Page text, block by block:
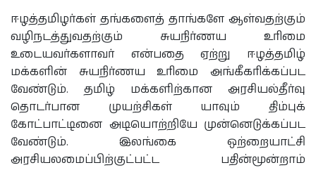
ஈழத்தமிழர்கள் தங்களைத் தாங்களே ஆள்வதற்கும்
வழிநடத்துவதற்கும் சுயநிர்ணய உரிமை
உடையவர்களாவர் என்பதை ஏற்று ஈழத்தமிழ்
மக்களின் சுயநிர்ணய உரிமை அங்கீகரிக்கப்பட
வேண்டும். தமிழ் மக்களிற்கான அரசியல்தீர்வு
தொடர்பான முயற்சிகள் யாவும் திம்புக்
கோட்பாட்டினை அடியொற்றியே முன்னெடுக்கப்பட
வேண்டும். இலங்கை ஒற்றையாட்சி
அரசியலமைப்பிற்குட்பட்ட பதின்மூன்றாம்